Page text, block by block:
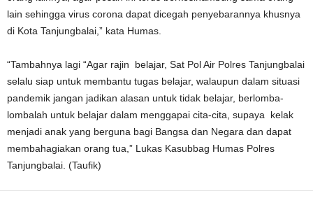
lain sehingga virus corona dapat dicegah penyebarannya khusnya
di Kota Tanjungbalai,” kata Humas.
“Tambahnya lagi “Agar rajin belajar, Sat Pol Air Polres Tanjungbalai
selalu siap untuk membantu tugas belajar, walaupun dalam situasi
pandemik jangan jadikan alasan untuk tidak belajar, berlomba-
lombalah untuk belajar dalam menggapai cita-cita, supaya kelak
menjadi anak yang berguna bagi Bangsa dan Negara dan dapat
membahagiakan orang tua,” Lukas Kasubbag Humas Polres
Tanjungbalai. (Taufik)